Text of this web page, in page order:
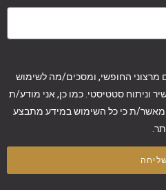
החופשי, ומסכים/מה לשימוש
וניתוח סטטיסטי. כמו כן, אני מודע/ת
ת כי כל השימוש במידע מתבצע